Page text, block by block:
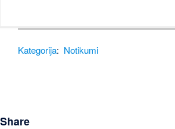
Kategorija: Notikumi
Share